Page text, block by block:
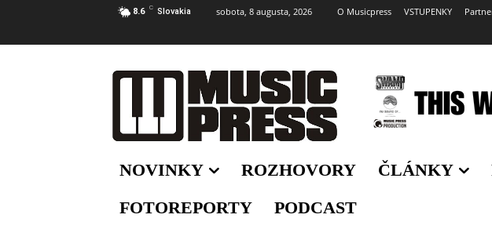
8.6 C Slovakia sobota, 8 augusta, 2026 O Musicpress VSTUPENKY
NOVINKY ROZHOVORY ČLÁNKY
FOTOREPORTY
PODCAST